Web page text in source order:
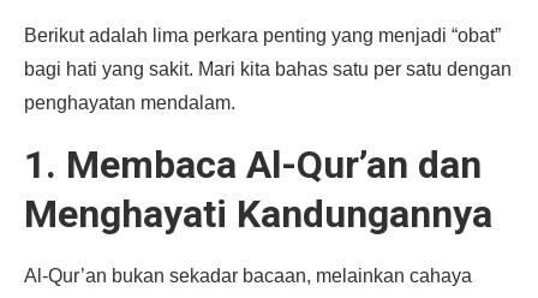
Berikut adalah lima perkara penting yang menjadi “obat”
bagi hati yang sakit. Mari kita bahas satu per satu dengan
penghayatan mendalam.
1. Membaca Al-Qur’an dan
Menghayati Kandungannya
Al-Qur’an bukan sekadar bacaan, melainkan cahaya